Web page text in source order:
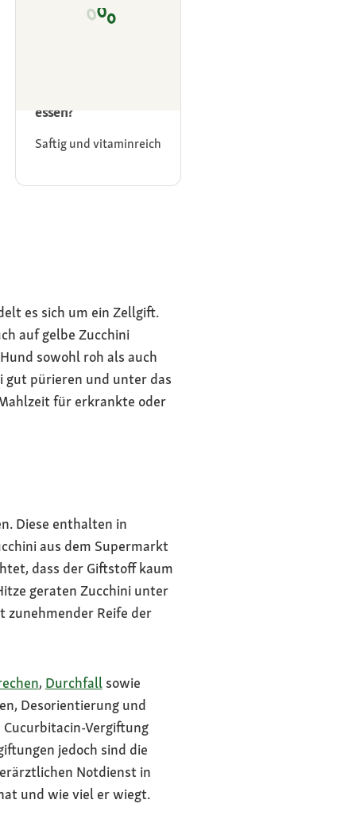
essen?
Saftig und vitaminreich
es sich um ein Zellgift.
auf gelbe Zucchini
sowohl roh als auch
gut pürieren und unter das
für erkrankte oder
Diese enthalten in
aus dem Supermarkt
dass der Giftstoff kaum
geraten Zucchini unter
zunehmender Reife der
, Durchfallsowie
Desorientierung und
Vergiftung
jedoch sind die
Notdienst in
und wie viel er wiegt.